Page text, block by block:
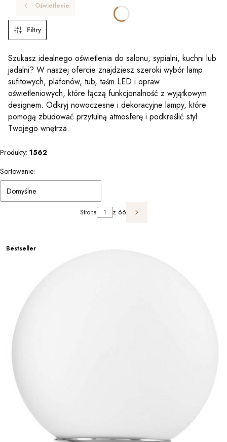
Oświetlenie
Filtry
Szukasz idealnego oświetlenia do salonu, sypialni, kuchni lub
jadalni? W naszej ofercie znajdziesz szeroki wybór lamp
sufitowych, plafonów, tub, taśm LED i opraw
oświetleniowych, które łączą funkcjonalność z wyjątkowym
designem. Odkryj nowoczesne i dekoracyjne lampy, które
pomogą zbudować przytulną atmosferę i podkreślić styl
Twojego wnętrza.
Produkty: 1562
Lista produktów
Sortowanie:
Domyślne
Strona z 66 Następne produkty
Bestseller